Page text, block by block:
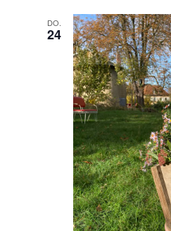
DO.
24